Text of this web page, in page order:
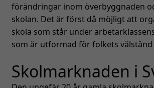
förändringar inom överbyggnaden
skolan. Det är först då möjligt att
skola som står under
som är utformad för folkets välstånd
Skolmarknaden i